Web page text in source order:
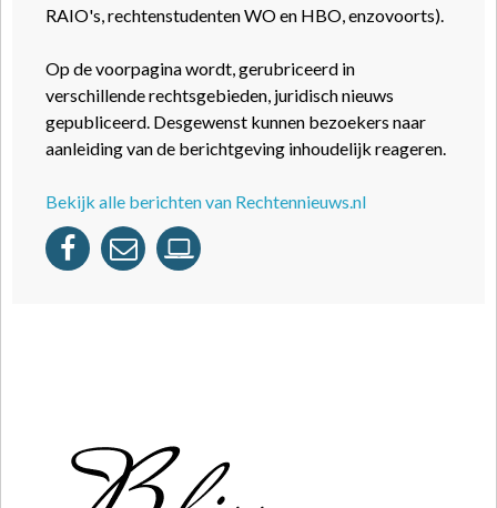
RAIO's, rechtenstudenten WO en HBO, enzovoorts).
Op de voorpagina wordt, gerubriceerd in
verschillende rechtsgebieden, juridisch nieuws
gepubliceerd. Desgewenst kunnen bezoekers naar
aanleiding van de berichtgeving inhoudelijk reageren.
Bekijk alle berichten van Rechtennieuws.nl